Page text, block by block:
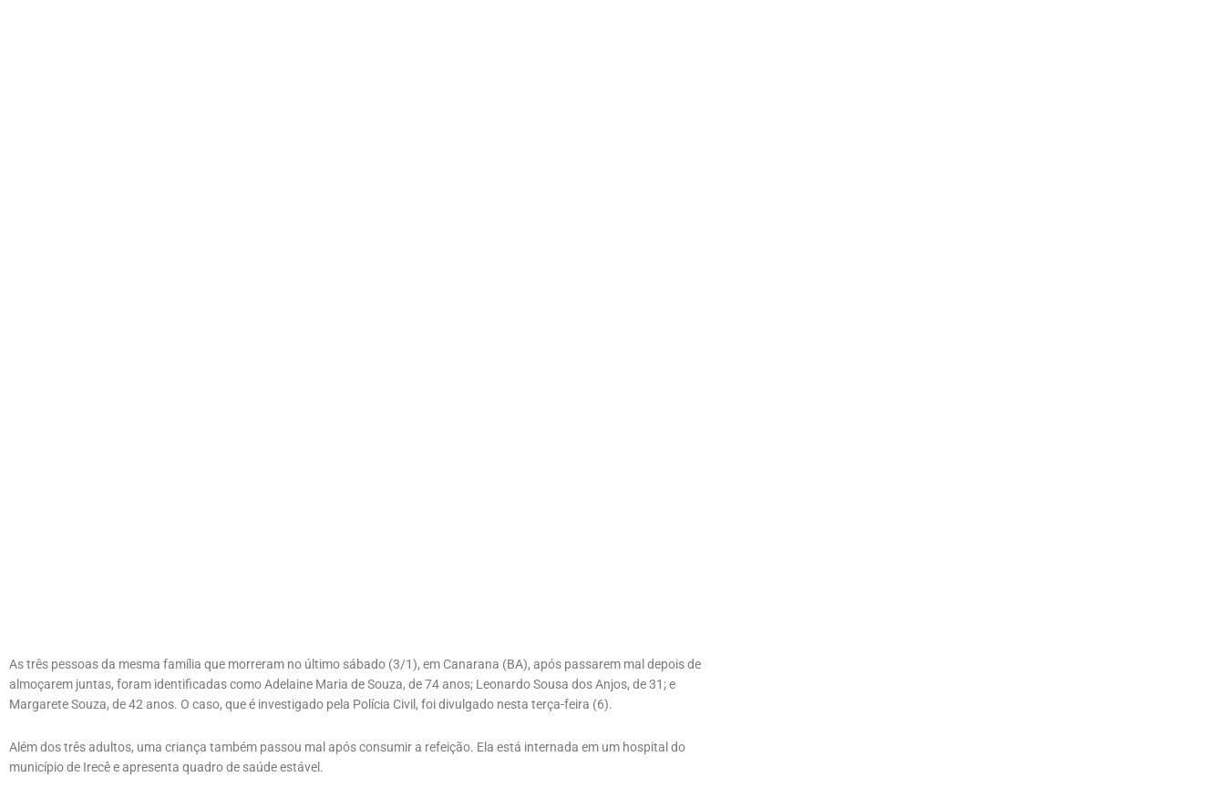
As três pessoas da mesma família que morreram no último sábado (3/1), em Canarana (BA), após passarem mal depois de
almoçarem juntas, foram identificadas como Adelaine Maria de Souza, de 74 anos; Leonardo Sousa dos Anjos, de 31; e
Margarete Souza, de 42 anos. O caso, que é investigado pela Polícia Civil, foi divulgado nesta terça-feira (6).
Além dos três adultos, uma criança também passou mal após consumir a refeição. Ela está internada em um hospital do
município de Irecê e apresenta quadro de saúde estável.